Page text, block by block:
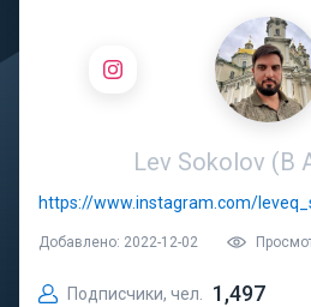
Lev Sokolov (В
https://www.instagram.com/
Добавлено: 2022-12-02
Подписчики, чел. 1,497